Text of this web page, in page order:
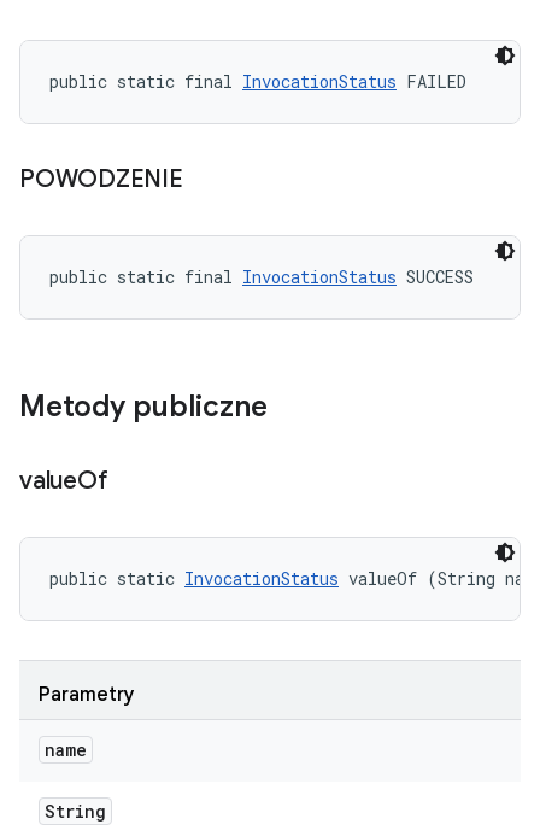
public static final InvocationStatus FAILED
POWODZENIE
public static final InvocationStatus SUCCESS
Metody publiczne
valueOf
public static InvocationStatus valueOf (String
Parametry
name
String